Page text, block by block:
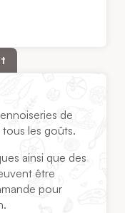
de
les goûts.
ainsi que des
être
pour